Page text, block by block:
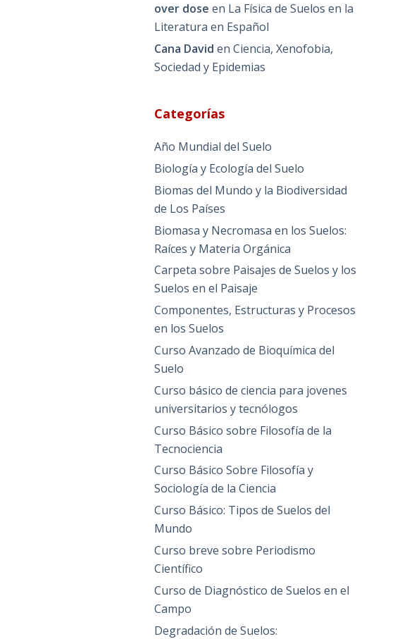
over dose en La Física de Suelos en la
Literatura en Español
Cana David enCiencia, Xenofobia,
Sociedad y Epidemias
Categorías
Año Mundial del Suelo
Biología y Ecología del Suelo
Biomas del Mundo y la Biodiversidad
de Los Países
Biomasa y Necromasa en los Suelos:
Raíces y Materia Orgánica
Carpeta sobre Paisajes de Suelos y los
Suelos en el Paisaje
Componentes, Estructuras y Procesos
en los Suelos
Curso Avanzado de Bioquímica del
Suelo
Curso básico de ciencia para jovenes
universitarios y tecnólogos
Curso Básico sobre Filosofía de la
Tecnociencia
Curso Básico Sobre Filosofía y
Sociología de la Ciencia
Curso Básico: Tipos de Suelos del
Mundo
Curso breve sobre Periodismo
Científico
Curso de Diagnóstico de Suelos en el
Campo
Degradación de Suelos: